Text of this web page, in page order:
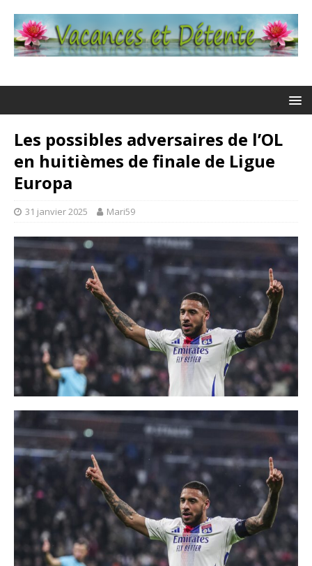
Les possibles adversaires de l’OL
en huitièmes de finale de Ligue
Europa
31 janvier 2025 Mari59